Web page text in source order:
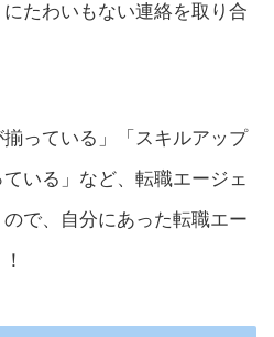
たわいもない連絡を取り合
揃っている」「スキルアップ
いる」など、転職エージェ
で、自分にあった転職エー